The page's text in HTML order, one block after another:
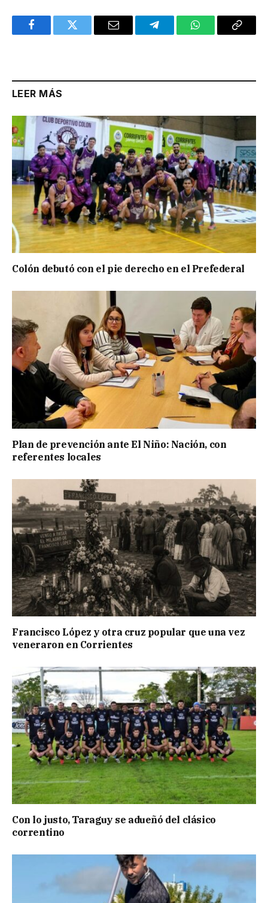
FacebookTwitter Email TelegramWhatsAppCopy
LEER MÁS
Colón debutó con el pie derecho en el Prefederal
Plan de prevención ante El Niño: Nación, con
referentes locales
Francisco López y otra cruz popular que una vez
veneraron en Corrientes
Con lo justo, Taraguy se adueñó del clásico
correntino